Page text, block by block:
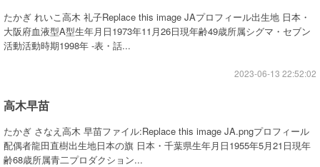
たかぎ れいこ高木 礼子Replace this image JAプロフィール出生地 日本・
大阪府血液型A型生年月日1973年11月26日現年齢49歳所属シグマ・セブン
活動活動時期1998年 -表・話...
2023-06-13 22:52:02
高木早苗
たかぎ さなえ高木 早苗ファイル:Replace this image JA.pngプロフィール
配偶者龍田直樹出生地日本の旗 日本・千葉県生年月日1955年5月21日現年
齢68歳所属青二プロダクション...